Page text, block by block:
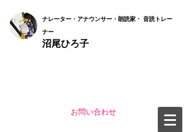
ナレーター・アナウンサー・朗読家・ 音読トレー
ナー
沼尾ひろ子
お問い合わせ